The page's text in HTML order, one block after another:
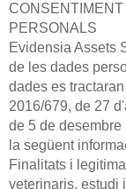
PERSONALS
Evidensia Assets
de les dades
dades es
2016/679, de 27
de 5 de
la següent
Finalitats i
veterinaris, estudi